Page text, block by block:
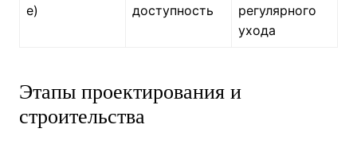
е)
доступность
регулярного
ухода
Этапы проектирования и
строительства